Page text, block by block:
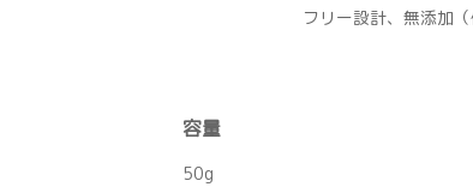
フリー設計、無添加
容量
50g